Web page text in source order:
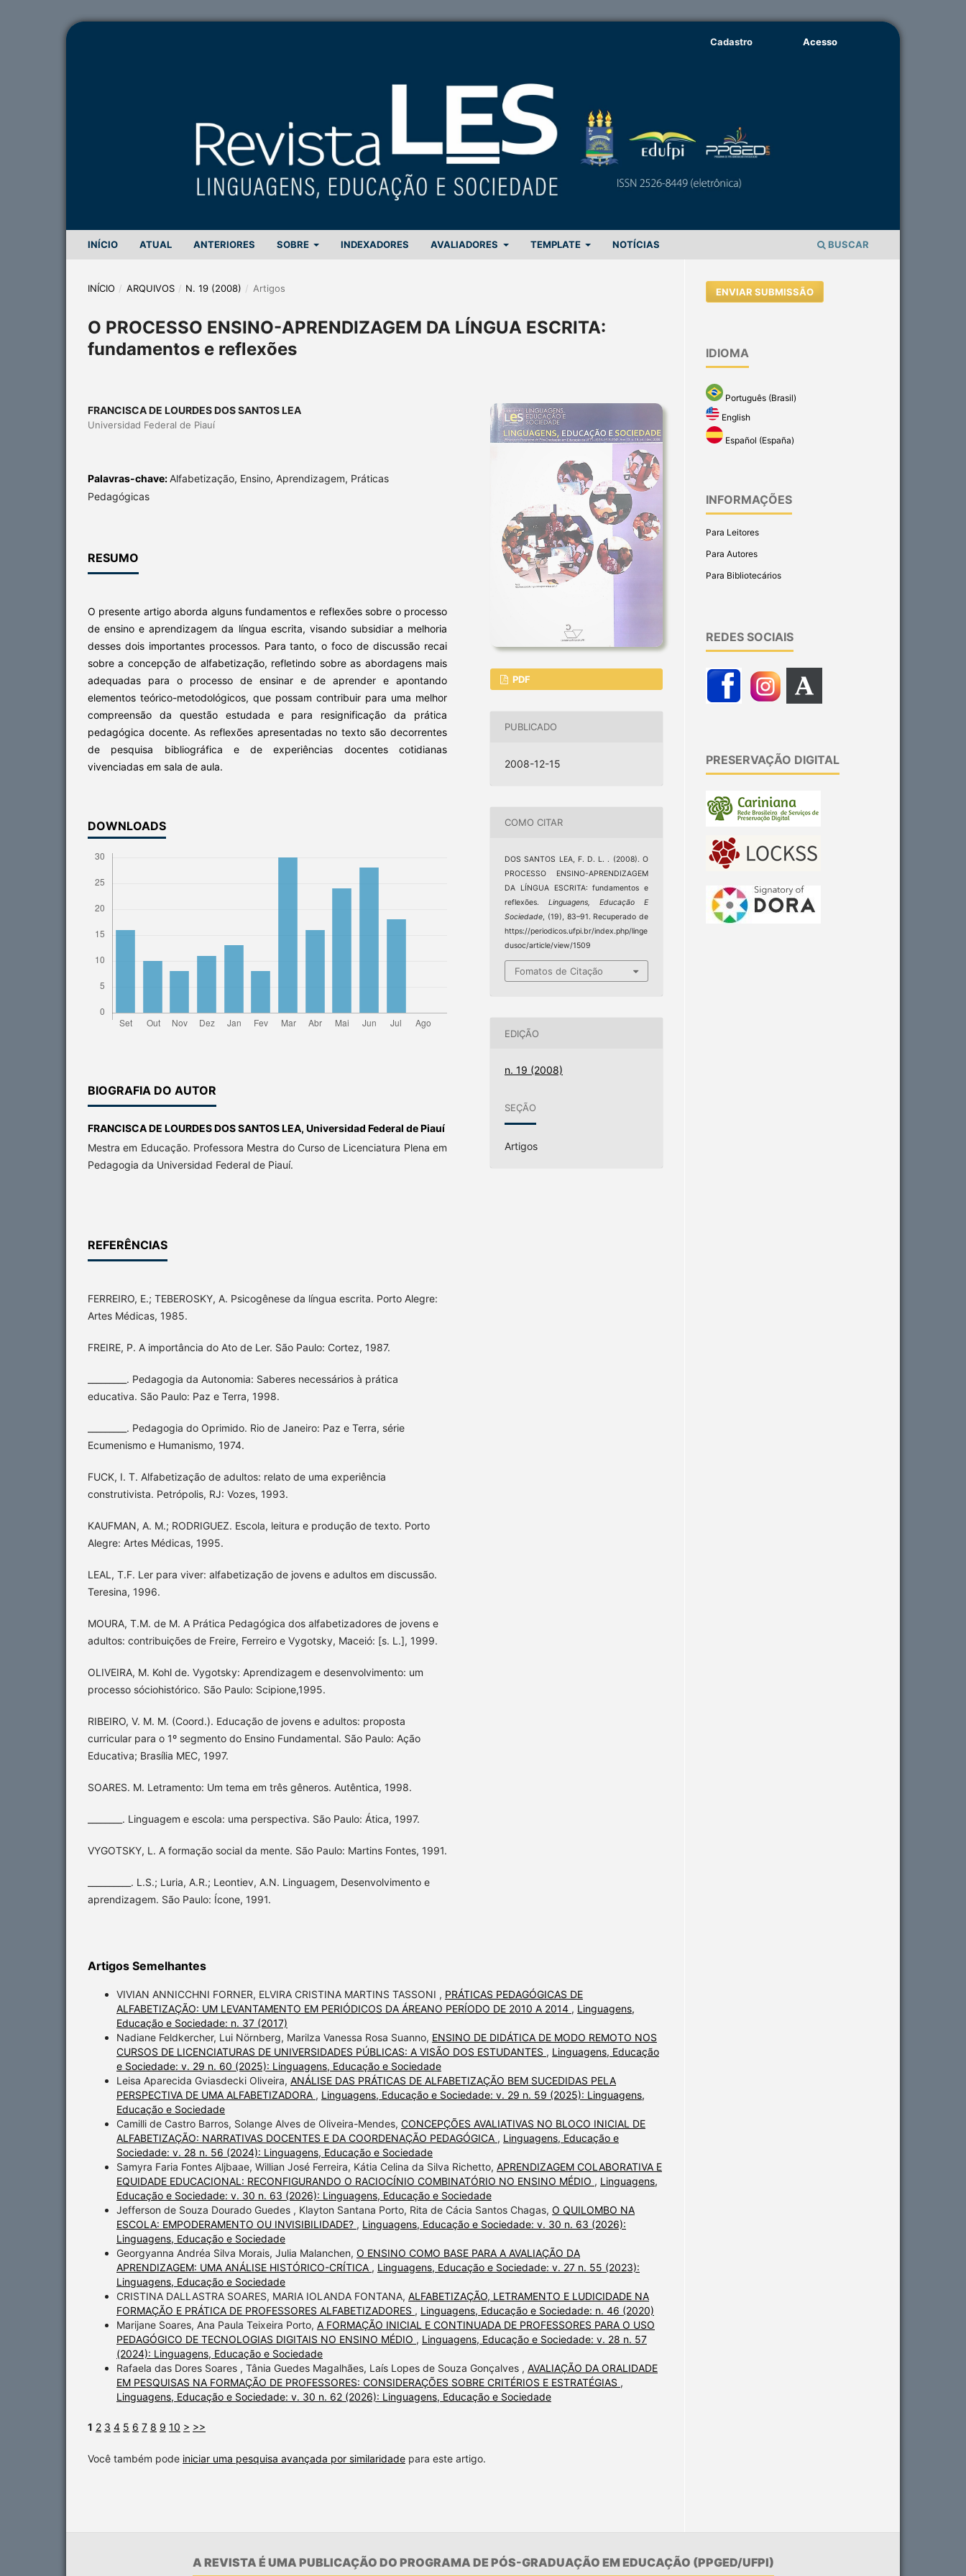
INÍCIO ATUAL ANTERIORES SOBRE INDEXADORES AVALIADORES TEMPLATE NOTÍCIAS BUSCAR
Cadastro Acesso
INÍCIO / ARQUIVOS / N. 19 (2008) / Artigos
O PROCESSO ENSINO-APRENDIZAGEM DA LÍNGUA ESCRITA:
fundamentos e reflexões
FRANCISCA DE LOURDES DOS SANTOS LEA
Universidad Federal de Piauí
Palavras-chave:Alfabetização, Ensino, Aprendizagem, Práticas
Pedagógicas
RESUMO
O presente artigo aborda alguns fundamentos e reflexões sobre o processo
de ensino e aprendizagem da língua escrita, visando subsidiar a melhoria
desses dois importantes processos. Para tanto, o foco de discussão recai
sobre a concepção de alfabetização, refletindo sobre as abordagens mais
adequadas para o processo de ensinar e de aprender e apontando
elementos teórico-metodológicos, que possam contribuir para uma melhor
compreensão da questão estudada e para resignificação da prática
pedagógica docente. As reflexões apresentadas no texto são decorrentes
de pesquisa bibliográfica e de experiências docentes cotidianas
vivenciadas em sala de aula.
DOWNLOADS
BIOGRAFIA DO AUTOR
FRANCISCA DE LOURDES DOS SANTOS LEA, Universidad Federal de Piauí
Mestra em Educação. Professora Mestra do Curso de Licenciatura Plena em
Pedagogia da Universidad Federal de Piauí.
REFERÊNCIAS
FERREIRO, E.; TEBEROSKY, A. Psicogênese da língua escrita. Porto Alegre:
Artes Médicas, 1985.
FREIRE, P. A importância do Ato de Ler. São Paulo: Cortez, 1987.
_________. Pedagogia da Autonomia: Saberes necessários à prática
educativa. São Paulo: Paz e Terra, 1998.
_________. Pedagogia do Oprimido. Rio de Janeiro: Paz e Terra, série
Ecumenismo e Humanismo, 1974.
FUCK, I. T. Alfabetização de adultos: relato de uma experiência
construtivista. Petrópolis, RJ: Vozes, 1993.
KAUFMAN, A. M.; RODRIGUEZ. Escola, leitura e produção de texto. Porto
Alegre: Artes Médicas, 1995.
LEAL, T.F. Ler para viver: alfabetização de jovens e adultos em discussão.
Teresina, 1996.
MOURA, T.M. de M. A Prática Pedagógica dos alfabetizadores de jovens e
adultos: contribuições de Freire, Ferreiro e Vygotsky, Maceió: [s. L.], 1999.
OLIVEIRA, M. Kohl de. Vygotsky: Aprendizagem e desenvolvimento: um
processo sóciohistórico. São Paulo: Scipione,1995.
RIBEIRO, V. M. M. (Coord.). Educação de jovens e adultos: proposta
curricular para o 1º segmento do Ensino Fundamental. São Paulo: Ação
Educativa; Brasília MEC, 1997.
SOARES. M. Letramento: Um tema em três gêneros. Autêntica, 1998.
________. Linguagem e escola: uma perspectiva. São Paulo: Ática, 1997.
VYGOTSKY, L. A formação social da mente. São Paulo: Martins Fontes, 1991.
__________. L.S.; Luria, A.R.; Leontiev, A.N. Linguagem, Desenvolvimento e
aprendizagem. São Paulo: Ícone, 1991.
PDF
PUBLICADO
2008-12-15
COMO CITAR
DOS SANTOS LEA, F. D. L. . (2008). O
PROCESSO ENSINO-APRENDIZAGEM
DA LÍNGUA ESCRITA: fundamentos e
reflexões.Linguagens, Educação E
Sociedade, (19), 83–91. Recuperado de
https://periodicos.ufpi.br/index.php/linge
dusoc/article/view/1509
Fomatos de Citação
EDIÇÃO
n. 19 (2008)
SEÇÃO
Artigos
Artigos Semelhantes
VIVIAN ANNICCHNI FORNER, ELVIRA CRISTINA MARTINS TASSONI , PRÁTICAS PEDAGÓGICAS DE
ALFABETIZAÇÃO: UM LEVANTAMENTO EM PERIÓDICOS DA ÁREANO PERÍODO DE 2010 A 2014 , Linguagens,
Educação e Sociedade: n. 37 (2017)
Nadiane Feldkercher, Lui Nörnberg, Marilza Vanessa Rosa Suanno, ENSINO DE DIDÁTICA DE MODO REMOTO NOS
CURSOS DE LICENCIATURAS DE UNIVERSIDADES PÚBLICAS: A VISÃO DOS ESTUDANTES , Linguagens, Educação
e Sociedade: v. 29 n. 60 (2025): Linguagens, Educação e Sociedade
Leisa Aparecida Gviasdecki Oliveira, ANÁLISE DAS PRÁTICAS DE ALFABETIZAÇÃO BEM SUCEDIDAS PELA
PERSPECTIVA DE UMA ALFABETIZADORA , Linguagens, Educação e Sociedade: v. 29 n. 59 (2025): Linguagens,
Educação e Sociedade
Camilli de Castro Barros, Solange Alves de Oliveira-Mendes, CONCEPÇÕES AVALIATIVAS NO BLOCO INICIAL DE
ALFABETIZAÇÃO: NARRATIVAS DOCENTES E DA COORDENAÇÃO PEDAGÓGICA , Linguagens, Educação e
Sociedade: v. 28 n. 56 (2024): Linguagens, Educação e Sociedade
Samyra Faria Fontes Aljbaae, Willian José Ferreira, Kátia Celina da Silva Richetto, APRENDIZAGEM COLABORATIVA E
EQUIDADE EDUCACIONAL: RECONFIGURANDO O RACIOCÍNIO COMBINATÓRIO NO ENSINO MÉDIO , Linguagens,
Educação e Sociedade: v. 30 n. 63 (2026): Linguagens, Educação e Sociedade
Jefferson de Souza Dourado Guedes , Klayton Santana Porto, Rita de Cácia Santos Chagas, O QUILOMBO NA
ESCOLA: EMPODERAMENTO OU INVISIBILIDADE? , Linguagens, Educação e Sociedade: v. 30 n. 63 (2026):
Linguagens, Educação e Sociedade
Georgyanna Andréa Silva Morais, Julia Malanchen, O ENSINO COMO BASE PARA A AVALIAÇÃO DA
APRENDIZAGEM: UMA ANÁLISE HISTÓRICO-CRÍTICA , Linguagens, Educação e Sociedade: v. 27 n. 55 (2023):
Linguagens, Educação e Sociedade
CRISTINA DALLASTRA SOARES, MARIA IOLANDA FONTANA, ALFABETIZAÇÃO, LETRAMENTO E LUDICIDADE NA
FORMAÇÃO E PRÁTICA DE PROFESSORES ALFABETIZADORES , Linguagens, Educação e Sociedade: n. 46 (2020)
Marijane Soares, Ana Paula Teixeira Porto, A FORMAÇÃO INICIAL E CONTINUADA DE PROFESSORES PARA O USO
PEDAGÓGICO DE TECNOLOGIAS DIGITAIS NO ENSINO MÉDIO , Linguagens, Educação e Sociedade: v. 28 n. 57
(2024): Linguagens, Educação e Sociedade
Rafaela das Dores Soares , Tânia Guedes Magalhães, Laís Lopes de Souza Gonçalves , AVALIAÇÃO DA ORALIDADE
EM PESQUISAS NA FORMAÇÃO DE PROFESSORES: CONSIDERAÇÕES SOBRE CRITÉRIOS E ESTRATÉGIAS ,
Linguagens, Educação e Sociedade: v. 30 n. 62 (2026): Linguagens, Educação e Sociedade
1 2 3 4 5 6 7 8 9 10 > >>
Você também pode iniciar uma pesquisa avançada por similaridade para este artigo.
ENVIAR SUBMISSÃO
IDIOMA
Português (Brasil)
English
Español (España)
INFORMAÇÕES
Para Leitores
Para Autores
Para Bibliotecários
REDES SOCIAIS
PRESERVAÇÃO DIGITAL
A REVISTA É UMA PUBLICAÇÃO DO PROGRAMA DE PÓS-GRADUAÇÃO EM EDUCAÇÃO (PPGED/UFPI)